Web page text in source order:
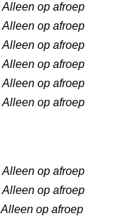
Alleen op afroep
Alleen op afroep
Alleen op afroep
Alleen op afroep
Alleen op afroep
Alleen op afroep
Alleen op afroep
Alleen op afroep
Alleen op afroep